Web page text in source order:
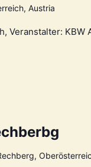
Austria
Veranstalter: KBW